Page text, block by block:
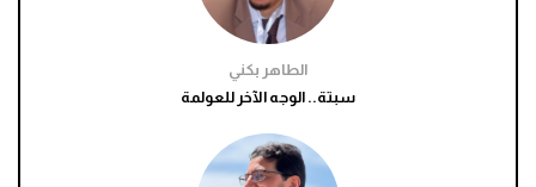
الطاهر بكني
سبتة.. الوجه الآخر للعولمة